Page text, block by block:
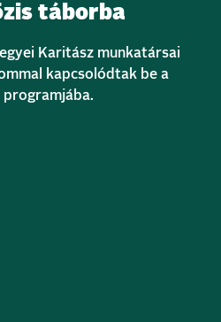
táborba
Karitász munkatársai
kapcsolódtak be a